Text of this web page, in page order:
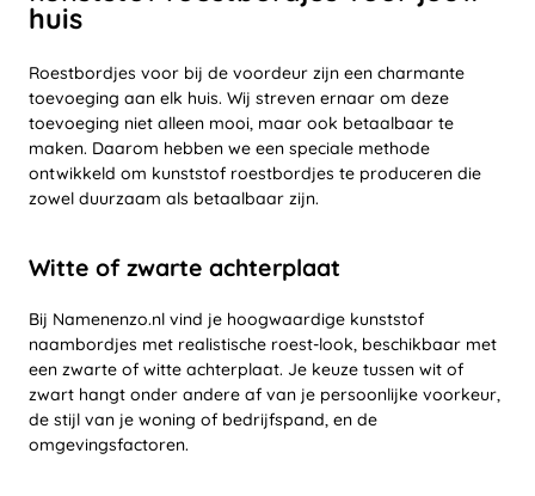
huis
Roestbordjes voor bij de voordeur zijn een charmante
toevoeging aan elk huis. Wij streven ernaar om deze
toevoeging niet alleen mooi, maar ook betaalbaar te
maken. Daarom hebben we een speciale methode
ontwikkeld om kunststof roestbordjes te produceren die
zowel duurzaam als betaalbaar zijn.
Witte of zwarte achterplaat
Bij Namenenzo.nl vind je hoogwaardige kunststof
naambordjes met realistische roest-look, beschikbaar met
een zwarte of witte achterplaat. Je keuze tussen wit of
zwart hangt onder andere af van je persoonlijke voorkeur,
de stijl van je woning of bedrijfspand, en de
omgevingsfactoren.